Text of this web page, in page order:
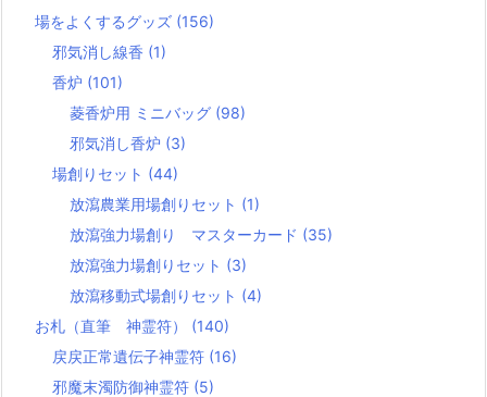
場をよくするグッズ (156)
邪気消し線香 (1)
香炉 (101)
菱香炉用 ミニバッグ (98)
邪気消し香炉 (3)
場創りセット (44)
放瀉農業用場創りセット (1)
放瀉強力場創り マスターカード (35)
放瀉強力場創りセット (3)
放瀉移動式場創りセット (4)
お札（直筆 神霊符） (140)
戻戻正常遺伝子神霊符 (16)
邪魔末濁防御神霊符 (5)